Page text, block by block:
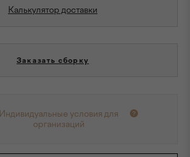
Калькулятор доставки
Заказать сборку
Индивидуальные условия для
организаций